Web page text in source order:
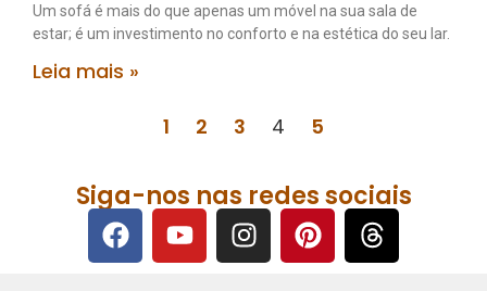
Um sofá é mais do que apenas um móvel na sua sala de
estar; é um investimento no conforto e na estética do seu lar.
Leia mais »
1 2 3 4 5
Siga-nos nas redes sociais